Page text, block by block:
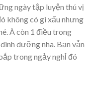
ngày tập luyện thú vị
không có gì xấu nhưng
À còn 1 điều trong
dưỡng nha. Bạn vẫn
trong ngảy nghỉ đó